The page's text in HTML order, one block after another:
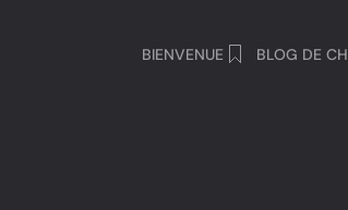
BIENVENUE BLOG DE